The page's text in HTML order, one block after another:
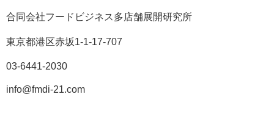
合同会社フードビジネス多店舗展開研究所
東京都港区赤坂1-1-17-707
03-6441-2030
info@fmdi-21.com